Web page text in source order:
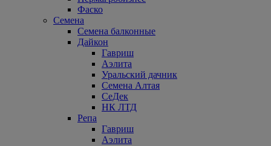
Фаско
Семена
Семена балконные
Дайкон
Гавриш
Аэлита
Уральский дачник
Семена Алтая
СеДек
НК ЛТД
Репа
Гавриш
Аэлита